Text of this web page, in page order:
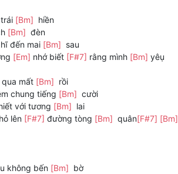
[Bm] hiền
[Bm] đèn
đến mai [Bm] sau
[Em] nhớ biết [F#7] rằng mình [Bm] yêụ
mất [Bm] rồi
chung tiếng [Bm] cười
với tương [Bm] lai
lên [F#7] đường tòng [Bm] quân[F#7] [Bm]
không bến [Bm] bờ